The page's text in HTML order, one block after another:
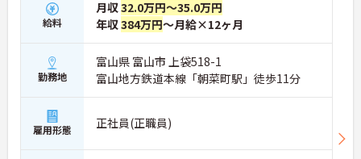
給料
月収32.0万円～35.0万円
年収384万円～月給×12ヶ月
勤務地
富山県 富山市 上袋518-1
富山地方鉄道本線「朝菜町駅」徒歩11分
雇用形態 正社員(正職員)